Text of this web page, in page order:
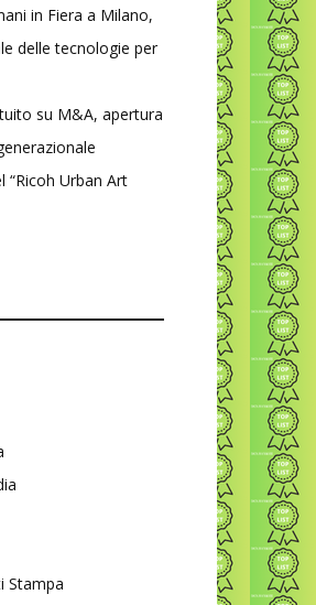
in Fiera a Milano,
delle tecnologie per
su M&A, apertura
“Ricoh Urban Art
Stampa